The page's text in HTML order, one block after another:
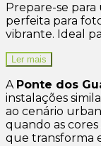
Prepare-se
perfeita para
vibrante. Ideal
Ler mais
A Ponte dos
instalações
ao cenário
quando as
que transforma